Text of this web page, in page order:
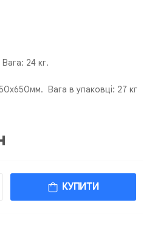
24 кг.
Вага в упаковці: 27 кг
КУПИТИ